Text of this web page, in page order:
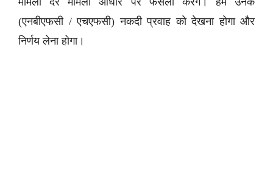
(एनबीएफसी / एचएफसी) नकदी प्रवाह को देखना होगा और
निर्णय लेना होगा।